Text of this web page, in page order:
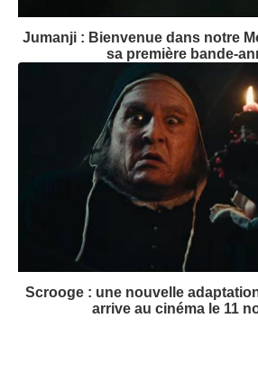
Jumanji : Bienvenue dans notre
sa première bande-
Scrooge : une nouvelle
arrive au cinéma le 11